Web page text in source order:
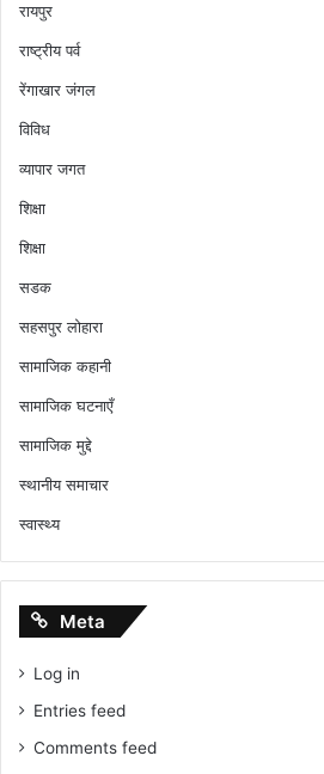
रायपुर
राष्ट्रीय पर्व
रेंगाखार जंगल
विविध
व्यापार जगत
शिक्षा
शिक्षा
सडक
सहसपुर लोहारा
सामाजिक कहानी
सामाजिक घटनाएँ
सामाजिक मुद्दे
स्थानीय समाचार
स्वास्थ्य
Meta
Log in
Entries feed
Comments feed